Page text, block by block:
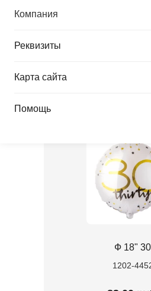
Компания
Реквизиты
Карта сайта
Помощь
в достаточном
Ф 18" 30
1202-